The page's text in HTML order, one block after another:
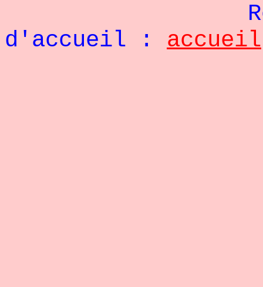
d'accueil : accueil